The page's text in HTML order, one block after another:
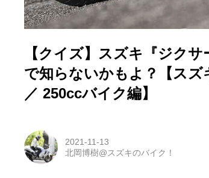
【クイズ】スズキ『ジク
で知らないかもよ？【ス
／ 250ccバイク編】
2021-11-13
北岡博樹@スズキのバイク！